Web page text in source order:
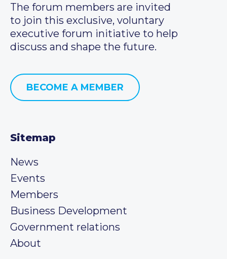
The forum members are invited
to join this exclusive, voluntary
executive forum initiative to help
discuss and shape the future.
BECOME A MEMBER
Sitemap
News
Events
Members
Business Development
Government relations
About